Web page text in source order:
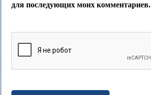
для последующих моих комментариев.